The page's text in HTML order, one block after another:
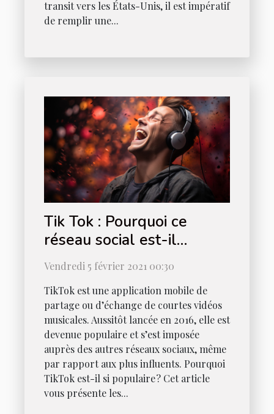
transit vers les États-Unis, il est impératif
de remplir une...
Tik Tok : Pourquoi ce
réseau social est-il
populaire ?
Vendredi 5 février 2021 00:30
TikTok est une application mobile de
partage ou d’échange de courtes vidéos
musicales. Aussitôt lancée en 2016, elle est
devenue populaire et s’est imposée
auprès des autres réseaux sociaux, même
par rapport aux plus influents. Pourquoi
TikTok est-il si populaire ? Cet article
vous présente les...